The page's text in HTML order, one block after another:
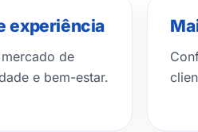
experiência
de
e bem-estar.